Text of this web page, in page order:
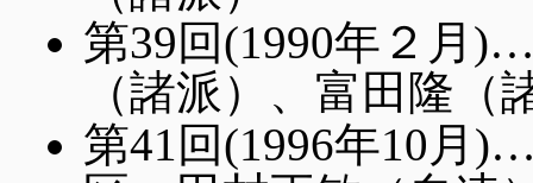
第39回(1990年２月
（諸派）、富田隆（
第41回(1996年10月